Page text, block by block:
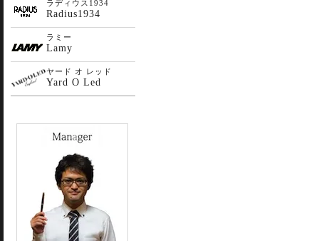
ラディウス1934
Radius1934
ラミー
Lamy
ヤード オ レッド
Yard O Led